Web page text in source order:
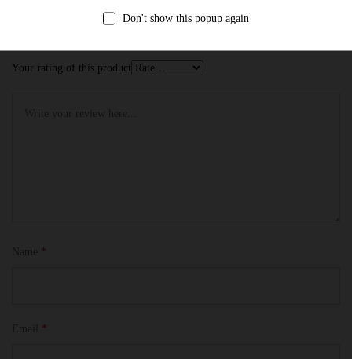
Email của bạn sẽ không được hiển thị công khai. Các trường bắt buộc
Your rating of this product
*
*
Don't show this popup again